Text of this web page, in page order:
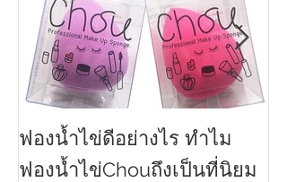
ฟองน้ำไข่ดีอย่างไร ทำไม
ฟองน้ำไข่Chouถึงเป็นที่นิยม